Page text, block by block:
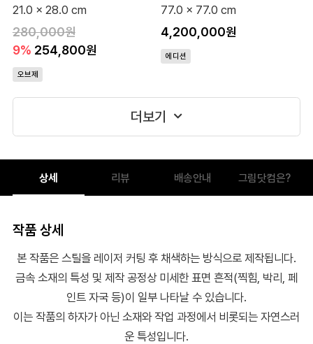
21.0 x 28.0 cm
280,000원
9% 254,800원
오브제
77.0 x 77.0 cm
4,200,000원
에디션
더보기
상세 리뷰 배송안내 그림닷컴은?
작품 상세
본 작품은 스틸을 레이저 커팅 후 채색하는 방식으로 제작됩니다.
금속 소재의 특성 및 제작 공정상 미세한 표면 흔적(찍힘, 박리, 페
인트 자국 등)이 일부 나타날 수 있습니다.
이는 작품의 하자가 아닌 소재와 작업 과정에서 비롯되는 자연스러
운 특성입니다.